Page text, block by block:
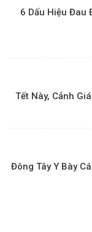
6 Dấu Hiệu Đau
Tết Này, Cảnh
Đông Tây Y Bày